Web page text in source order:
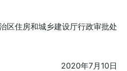
区住房和城乡建设厅行政审批处
2020年7月10日